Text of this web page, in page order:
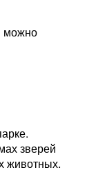
можно
зверей
животных.